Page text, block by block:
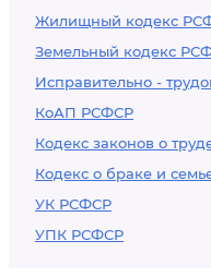
Жилищный кодекс
Земельный кодекс
Исправительно -
КоАП РСФСР
Кодекс законов о
Кодекс о браке и
УК РСФСР
УПК РСФСР